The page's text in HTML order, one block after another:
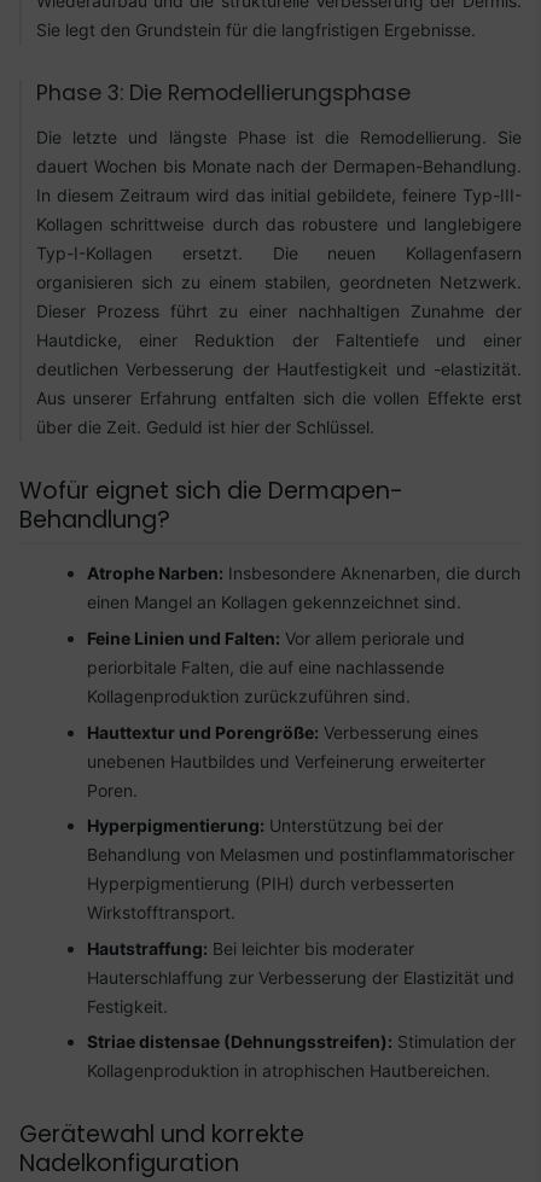
Sie legt den Grundstein für die langfristigen Ergebnisse.
Phase 3: Die Remodellierungsphase
Die letzte und längste Phase ist die Remodellierung. Sie
dauert Wochen bis Monate nach der Dermapen-Behandlung.
In diesem Zeitraum wird das initial gebildete, feinere Typ-III-
Kollagen schrittweise durch das robustere und langlebigere
Typ-I-Kollagen ersetzt. Die neuen Kollagenfasern
organisieren sich zu einem stabilen, geordneten Netzwerk.
Dieser Prozess führt zu einer nachhaltigen Zunahme der
Hautdicke, einer Reduktion der Faltentiefe und einer
deutlichen Verbesserung der Hautfestigkeit und -elastizität.
Aus unserer Erfahrung entfalten sich die vollen Effekte erst
über die Zeit. Geduld ist hier der Schlüssel.
Wofür eignet sich die Dermapen-
Behandlung?
Atrophe Narben: Insbesondere Aknenarben, die durch
einen Mangel an Kollagen gekennzeichnet sind.
Feine Linien und Falten: Vor allem periorale und
periorbitale Falten, die auf eine nachlassende
Kollagenproduktion zurückzuführen sind.
Hauttextur und Porengröße: Verbesserung eines
unebenen Hautbildes und Verfeinerung erweiterter
Poren.
Hyperpigmentierung: Unterstützung bei der
Behandlung von Melasmen und postinflammatorischer
Hyperpigmentierung (PIH) durch verbesserten
Wirkstofftransport.
Hautstraffung: Bei leichter bis moderater
Hauterschlaffung zur Verbesserung der Elastizität und
Festigkeit.
Striae distensae (Dehnungsstreifen): Stimulation der
Kollagenproduktion in atrophischen Hautbereichen.
Gerätewahl und korrekte
Nadelkonfiguration